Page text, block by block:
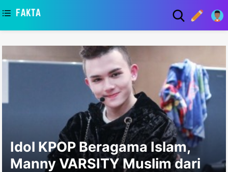
Idol KPOP Beragama Islam,
Manny VARSITY Muslim dari